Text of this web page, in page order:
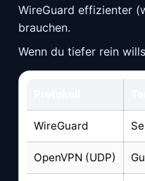
WireGuard effizienter
brauchen.
Wenn du tiefer rein
WireGuard
OpenVPN (UDP)